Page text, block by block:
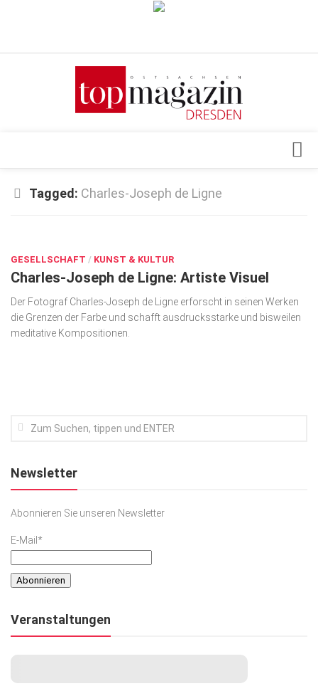
Verkaufsstellen
Top Gesundheitsforum Dresden / Ostsachsen
Geschäft
gesund & schön
Gesellschaft
Kunst & Kultur
SACHSEN IN PARIS
Tagged: Charles-Joseph de Ligne
GESELLSCHAFT / KUNST & KULTUR
Charles-Joseph de Ligne: Artiste Visuel
Der Fotograf Charles-Joseph de Ligne erforscht in seinen Werken
die Grenzen der Farbe und schafft ausdrucksstarke und bisweilen
meditative Kompositionen.
Newsletter
Abonnieren Sie unseren Newsletter
E-Mail*
Veranstaltungen